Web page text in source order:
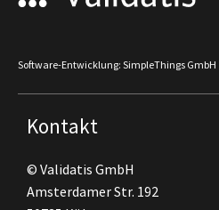
Software-Entwicklung: SimpleThings GmbH
Kontakt
© Validatis GmbH
Amsterdamer Str. 192